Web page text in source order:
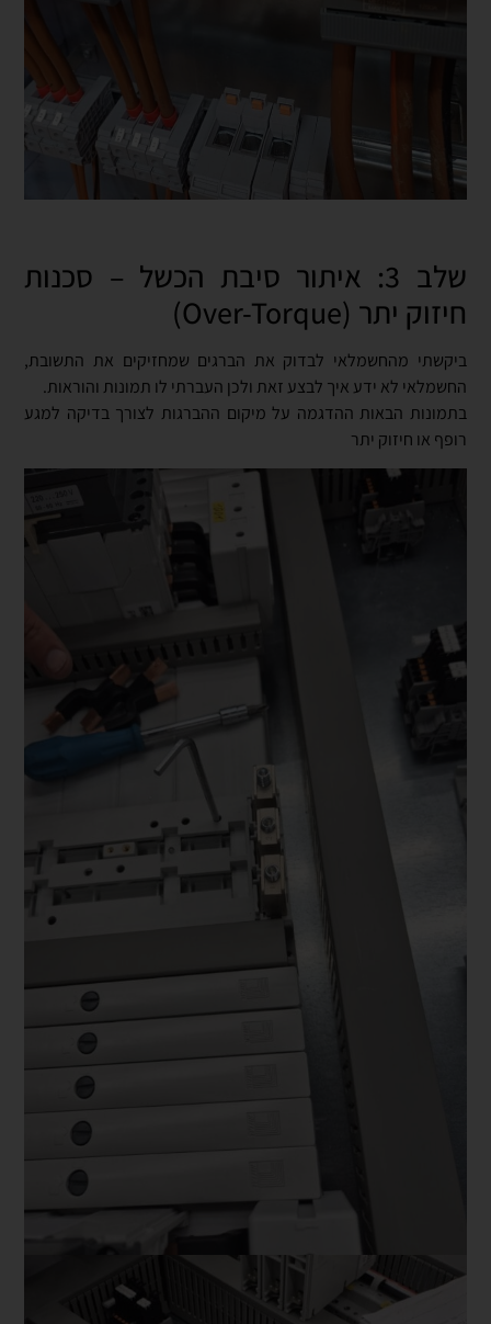
שלב 3: איתור סיבת הכשל – סכנות
חיזוק יתר (Over-Torque)
ביקשתי מהחשמלאי לבדוק את הברגים שמחזיקים את התשובת,
החשמלאי לא ידע איך לבצע זאת ולכן העברתי לו תמונות והוראות.
בתמונות הבאות ההדגמה על מיקום ההברגות לצורך בדיקה למגע
רופף או חיזוק יתר